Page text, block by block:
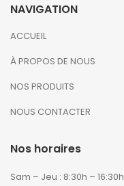
NAVIGATION
ACCUEIL
À PROPOS DE NOUS
NOS PRODUITS
NOUS CONTACTER
Nos horaires
Sam – Jeu : 8:30h – 16:30h